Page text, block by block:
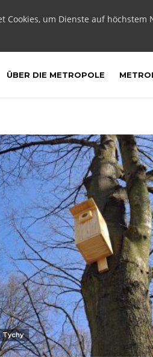
Cookies, um Dienste auf
ÜBER DIE METROPOLE
Tychy